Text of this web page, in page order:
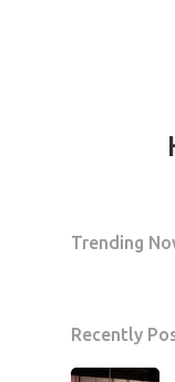
Trending
Recently